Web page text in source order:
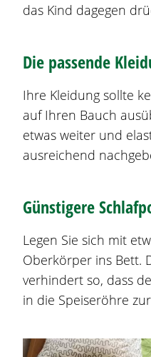
das Kind dagegen
Die passende
Ihre Kleidung sollte
auf Ihren Bauch
etwas weiter und
ausreichend
Günstigere
Legen Sie sich mit
Oberkörper ins Bett.
verhindert so, dass
in die Speiseröhre